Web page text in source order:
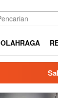
OLAHRAGA
Saka